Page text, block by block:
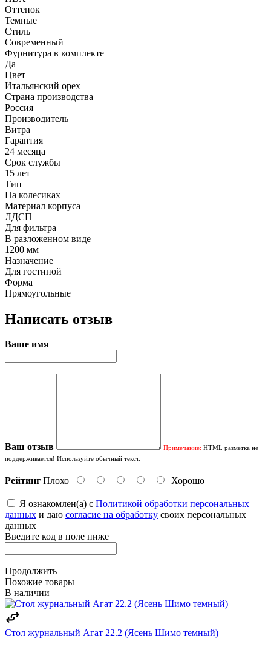
Оттенок
Темные
Стиль
Современный
Фурнитура в комплекте
Да
Цвет
Итальянский орех
Страна производства
Россия
Производитель
Витра
Гарантия
24 месяца
Срок службы
15 лет
Тип
На колесиках
Материал корпуса
ЛДСП
Для фильтра
В разложенном виде
1200 мм
Назначение
Для гостиной
Форма
Прямоугольные
Написать отзыв
Ваше имя
Ваш отзыв Примечание: HTML разметка не
поддерживается! Используйте обычный текст.
Рейтинг Плохо Хорошо
Я ознакомлен(а) с Политикой обработки персональных
данных и даю согласие на обработку своих персональных
данных
Введите код в поле ниже
Продолжить
Похожие товары
В наличии
Стол журнальный Агат 22.2 (Ясень Шимо темный)